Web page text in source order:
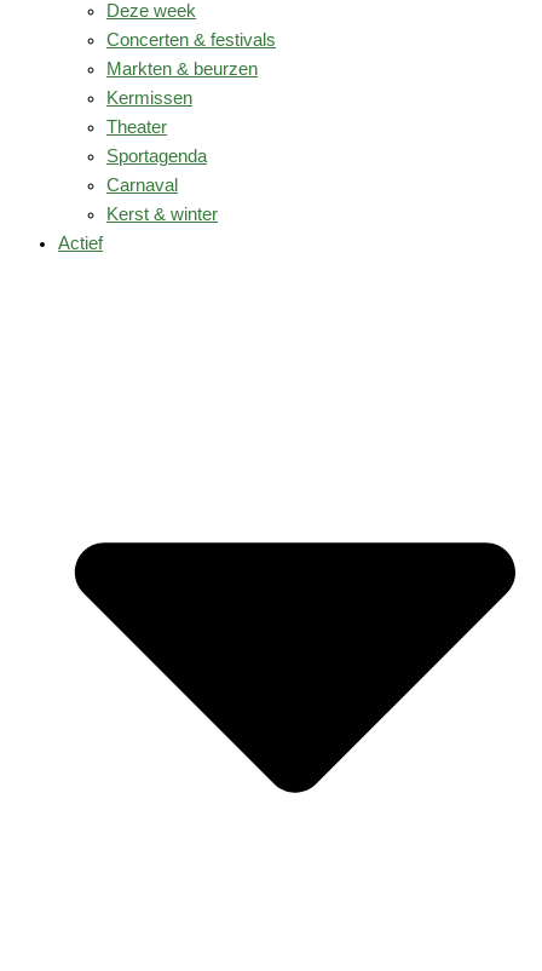
Deze week
Concerten & festivals
Markten & beurzen
Kermissen
Theater
Sportagenda
Carnaval
Kerst & winter
Actief